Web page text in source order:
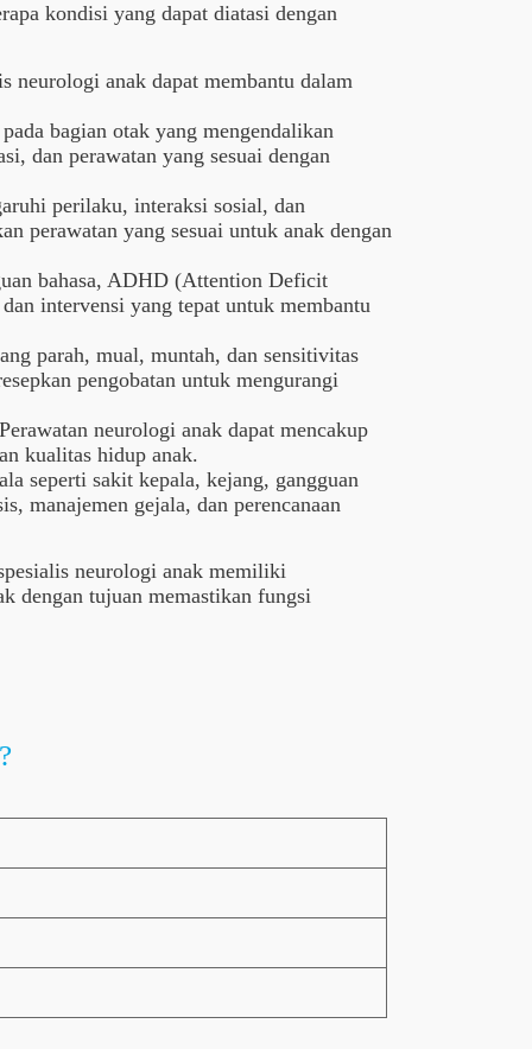
kondisi yang dapat diatasi dengan
anak dapat membantu dalam
bagian otak yang mengendalikan
dan perawatan yang sesuai dengan
perilaku, interaksi sosial, dan
perawatan yang sesuai untuk anak dengan
bahasa, ADHD (Attention Deficit
intervensi yang tepat untuk membantu
parah, mual, muntah, dan sensitivitas
pengobatan untuk mengurangi
neurologi anak dapat mencakup
kualitas hidup anak.
seperti sakit kepala, kejang, gangguan
manajemen gejala, dan perencanaan
neurologi anak memiliki
dengan tujuan memastikan fungsi